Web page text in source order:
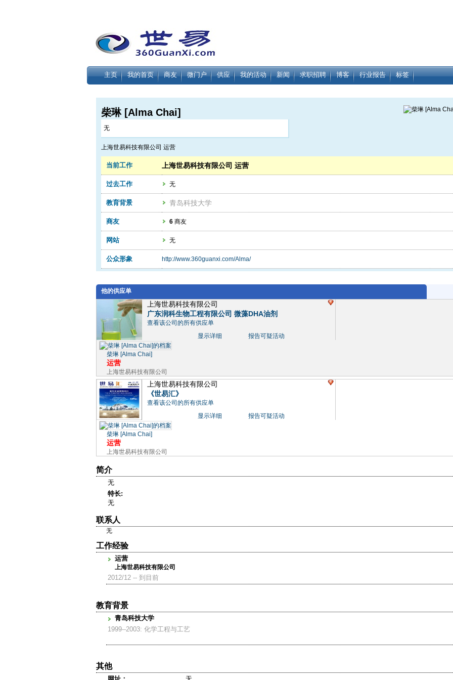
主页 我的首页 商友 微门户 供应 我的活动 新闻 求职招聘 博客 行业报告 标签
柴琳 [Alma Chai]
无
上海世易科技有限公司 运营
当前工作 上海世易科技有限公司 运营
过去工作 无
教育背景 青岛科技大学
商友 6 商友
网站 无
公众形象 http://www.360guanxi.com/Alma/
他的供应单
上海世易科技有限公司
广东润科生物工程有限公司 微藻DHA油剂
查看该公司的所有供应单
显示详细
报告可疑活动
柴琳 [Alma Cha­i]
运营
上海世易科技有限公司
上海世易科技有限公司
《世易汇》
查看该公司的所有供应单
显示详细
报告可疑活动
柴琳 [Alma Cha­i]
运营
上海世易科技有限公司
简介
无
特长:
无
联系人
无
工作经验
运营
上海世易科技有限公司
2012/12 -- 到目前
教育背景
青岛科技大学
1999--2003: 化学工程与工艺
其他